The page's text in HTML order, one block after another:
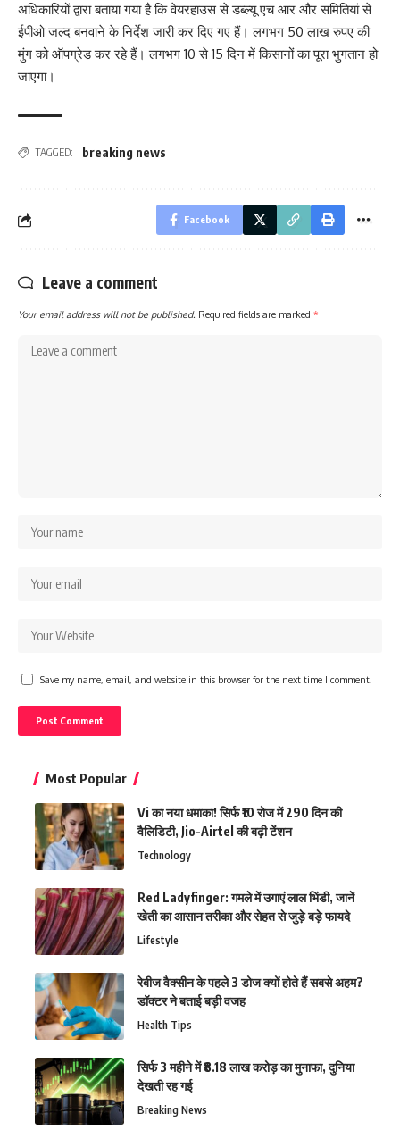
अधिकारियों द्वारा बताया गया है कि वेयरहाउस से डब्ल्यू एच आर और समितियां से
ईपीओ जल्द बनवाने के निर्देश जारी कर दिए गए हैं। लगभग 50 लाख रुपए की
मुंग को ऑपग्रेड कर रहे हैं। लगभग 10 से 15 दिन में किसानों का पूरा भुगतान हो
जाएगा।
TAGGED: breaking news
Facebook
Leave a comment
Your email address will not be published. Required fields are marked *
Save my name, email, and website in this browser for the next time I comment.
Most Popular
Vi का नया धमाका! सिर्फ ₹10 रोज में 290 दिन की
वैलिडिटी, Jio-Airtel की बढ़ी टेंशन
Technology
Red Ladyfinger: गमले में उगाएं लाल भिंडी, जानें
खेती का आसान तरीका और सेहत से जुड़े बड़े फायदे
Lifestyle
रेबीज वैक्सीन के पहले 3 डोज क्यों होते हैं सबसे अहम?
डॉक्टर ने बताई बड़ी वजह
Health Tips
सिर्फ 3 महीने में ₹8.18 लाख करोड़ का मुनाफा, दुनिया
देखती रह गई
Breaking News